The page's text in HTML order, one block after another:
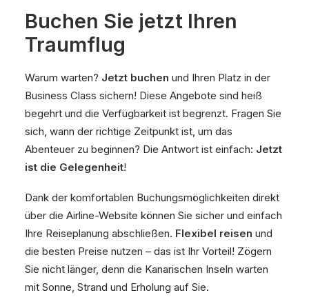
Buchen Sie jetzt Ihren
Traumflug
Warum warten? Jetzt buchen und Ihren Platz in der
Business Class sichern! Diese Angebote sind heiß
begehrt und die Verfügbarkeit ist begrenzt. Fragen Sie
sich, wann der richtige Zeitpunkt ist, um das
Abenteuer zu beginnen? Die Antwort ist einfach: Jetzt
ist die Gelegenheit!
Dank der komfortablen Buchungsmöglichkeiten direkt
über die Airline-Website können Sie sicher und einfach
Ihre Reiseplanung abschließen. Flexibel reisen und
die besten Preise nutzen – das ist Ihr Vorteil! Zögern
Sie nicht länger, denn die Kanarischen Inseln warten
mit Sonne, Strand und Erholung auf Sie.